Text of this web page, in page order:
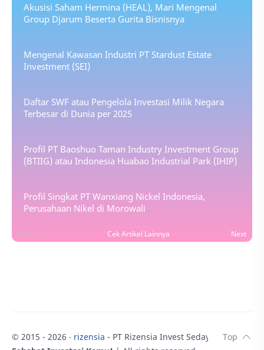
Akusisi Saham Hermina (HEAL), Mari Mengenal
Group Djarum Beserta Gurita Bisnisnya
Mengenal Kawasan Industri PT Stardust Estate
Investment (SEI)
Daftar SWF atau Pengelola Investasi Milik Negara
Terbesar di Dunia per 2025
Profil PT Baoshuo Taman Industry Investment Group
(BTIIG) atau Indonesia Huabao Industrial Park (IHIP)
Profil Singkat PT Wanxiang Nickel Indonesia,
Perusahaan Nikel di Morowali
Previous Next
Cek Artikel Lainnya
© 2015 - 2026 ‧ rizensia - PT Rizensia Invest Sedaya.